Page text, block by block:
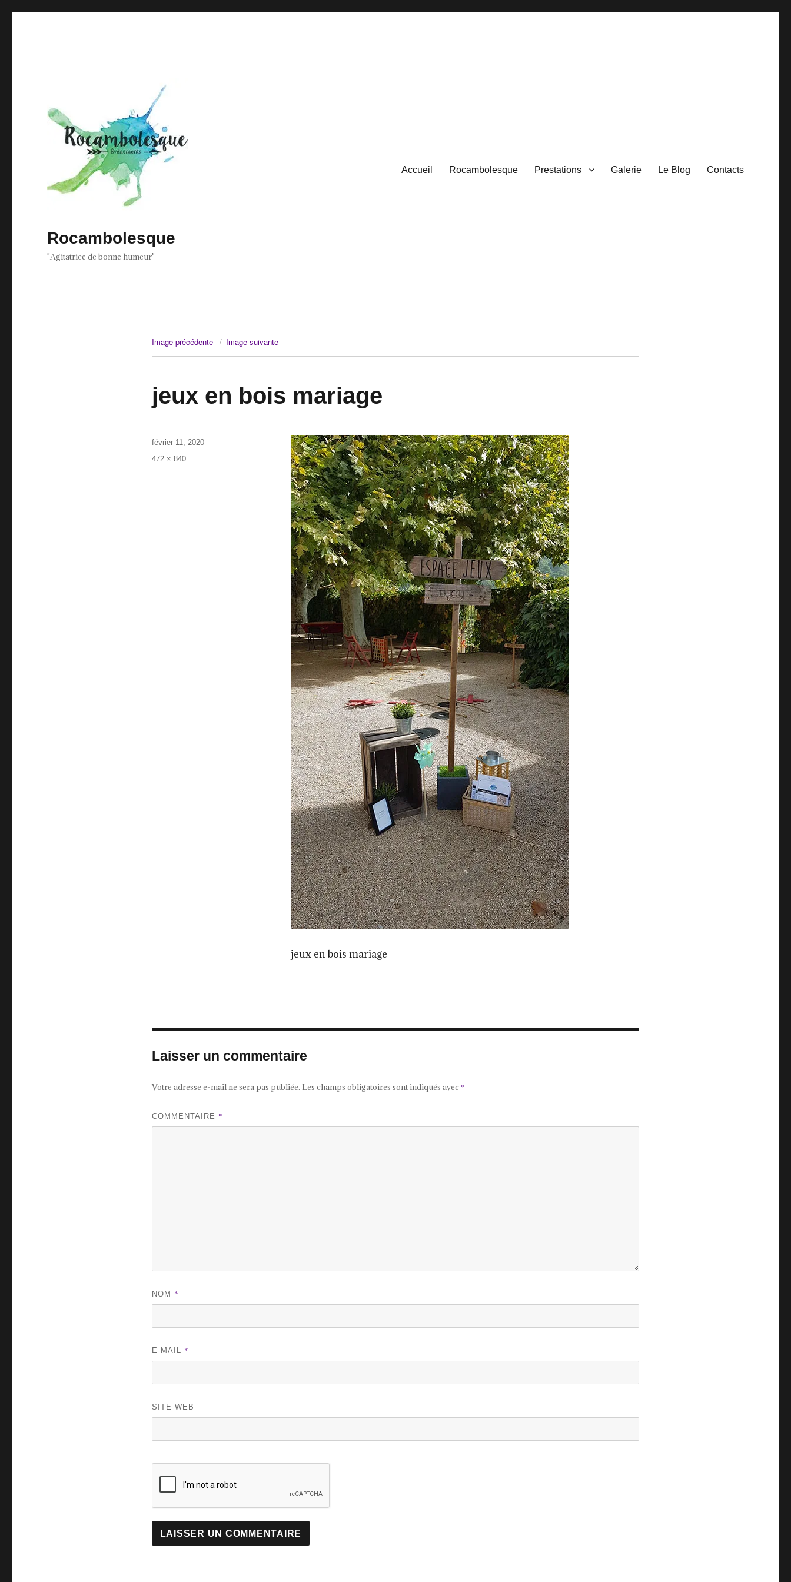
Rocambolesque
"Agitatrice de bonne humeur"
Accueil Rocambolesque Prestations Galerie Le Blog Contacts
Image précédente Image suivante
jeux en bois mariage
jeux en bois mariage
Publié
le
février 11, 2020
Taille
472 × 840
Laisser un commentaire
Votre adresse e-mail ne sera pas publiée. Les champs obligatoires sont indiqués avec *
COMMENTAIRE *
NOM *
E-MAIL *
SITE WEB